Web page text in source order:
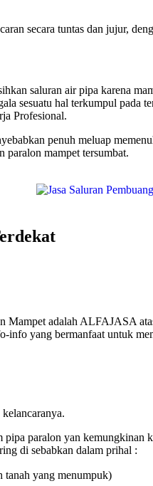
secara tuntas dan jujur,
saluran air pipa karena
sesuatu hal terkumpul pada
Profesional.
penuh meluap
paralon mampet tersumbat.
Mampet adalah ALFAJASA
info yang bermanfaat untuk
paralon yan kemungkinan
di sebabkan dalam prihal :
tanah yang menumpuk)